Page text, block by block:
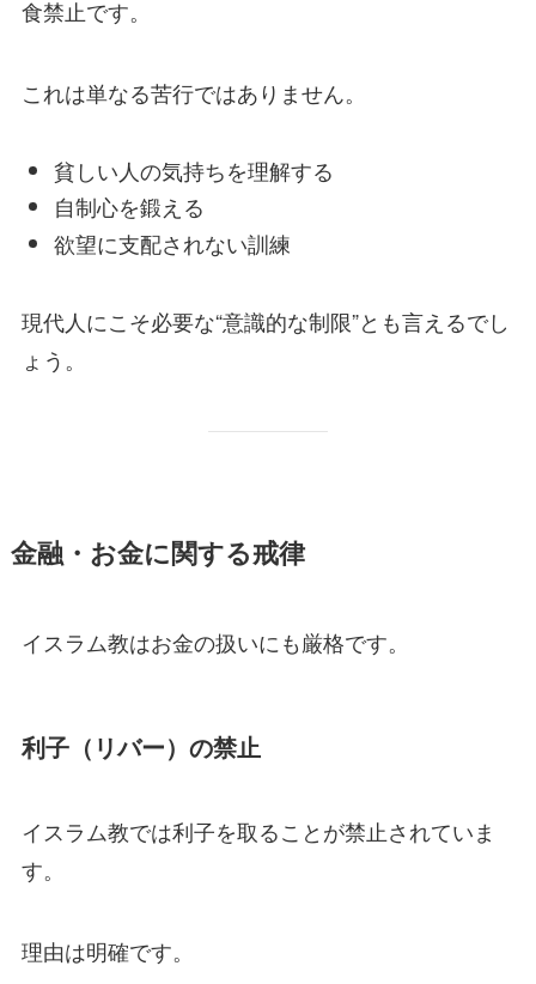
食禁止です。
これは単なる苦行ではありません。
貧しい人の気持ちを理解する
自制心を鍛える
欲望に支配されない訓練
現代人にこそ必要な“意識的な制限”とも言えるでし
ょう。
金融・お金に関する戒律
イスラム教はお金の扱いにも厳格です。
利子（リバー）の禁止
イスラム教では利子を取ることが禁止されていま
す。
理由は明確です。